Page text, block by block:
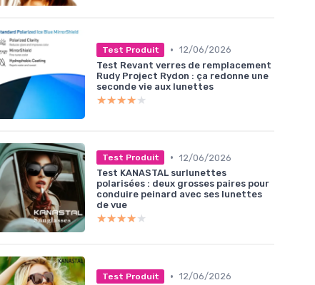
Test Produit • 12/06/2026
Test Revant verres de remplacement
Rudy Project Rydon : ça redonne une
seconde vie aux lunettes
★★★★★
★★★★★
Test Produit • 12/06/2026
Test KANASTAL surlunettes
polarisées : deux grosses paires pour
conduire peinard avec ses lunettes
de vue
★★★★★
★★★★★
Test Produit • 12/06/2026